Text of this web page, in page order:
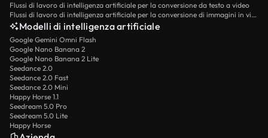
Flussi di lavoro di intelligenza artificiale per la conversione da testo a video
Flussi di lavoro di intelligenza artificiale per la conversione di immagini in video
Modelli di intelligenza artificiale
Google Gemini Omni Flash
Google Nano Banana 2
Google Nano Banana 2 Lite
Seedance 2.0
Seedance 2.0 Fast
Seedance 2.0 Mini
Happy Horse 1.1
Seedream 5.0 Pro
Seedream 5.0 Lite
Happy Horse